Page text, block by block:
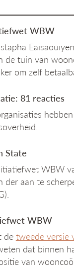
WBW
de tuin van
om zelf
81 reacties
State
WBW
aan te
WBW
de tweede versie
dat binnen
van